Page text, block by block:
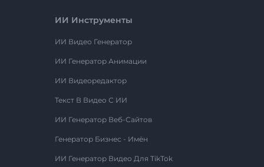
ИИ Инструменты
ИИ Видео Генератор
ИИ Генератор Анимации
ИИ Видеоредактор
Текст В Видео С ИИ
ИИ Генератор Веб-Сайтов
Генератор Бизнес - Имён
ИИ Генератор Видео Для TikTok